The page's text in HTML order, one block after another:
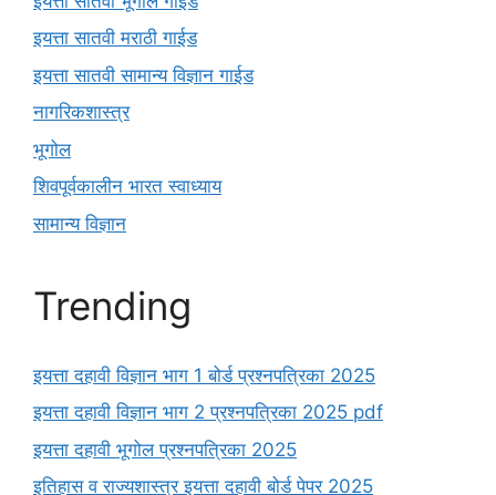
इयत्ता सातवी मराठी गाईड
इयत्ता सातवी सामान्य विज्ञान गाईड
नागरिकशास्त्र
भूगोल
शिवपूर्वकालीन भारत स्वाध्याय
सामान्य विज्ञान
Trending
इयत्ता दहावी विज्ञान भाग 1 बोर्ड प्रश्नपत्रिका 2025
इयत्ता दहावी विज्ञान भाग 2 प्रश्नपत्रिका 2025 pdf
इयत्ता दहावी भूगोल प्रश्नपत्रिका 2025
इतिहास व राज्यशास्त्र इयत्ता दहावी बोर्ड पेपर 2025